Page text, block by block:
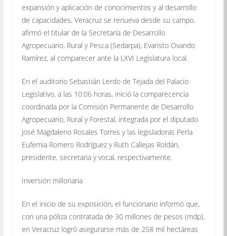
expansión y aplicación de conocimientos y al desarrollo
de capacidades, Veracruz se renueva desde su campo,
afirmó el titular de la Secretaría de Desarrollo
Agropecuario, Rural y Pesca (Sedarpa), Evaristo Ovando
Ramírez, al comparecer ante la LXVI Legislatura local.
En el auditorio Sebastián Lerdo de Tejada del Palacio
Legislativo, a las 10:06 horas, inició la comparecencia
coordinada por la Comisión Permanente de Desarrollo
Agropecuario, Rural y Forestal, integrada por el diputado
José Magdaleno Rosales Torres y las legisladoras Perla
Eufemia Romero Rodríguez y Ruth Callejas Roldán,
presidente, secretaria y vocal, respectivamente.
Inversión millonaria
En el inicio de su exposición, el funcionario informó que,
con una póliza contratada de 30 millones de pesos (mdp),
en Veracruz logró asegurarse más de 258 mil hectáreas